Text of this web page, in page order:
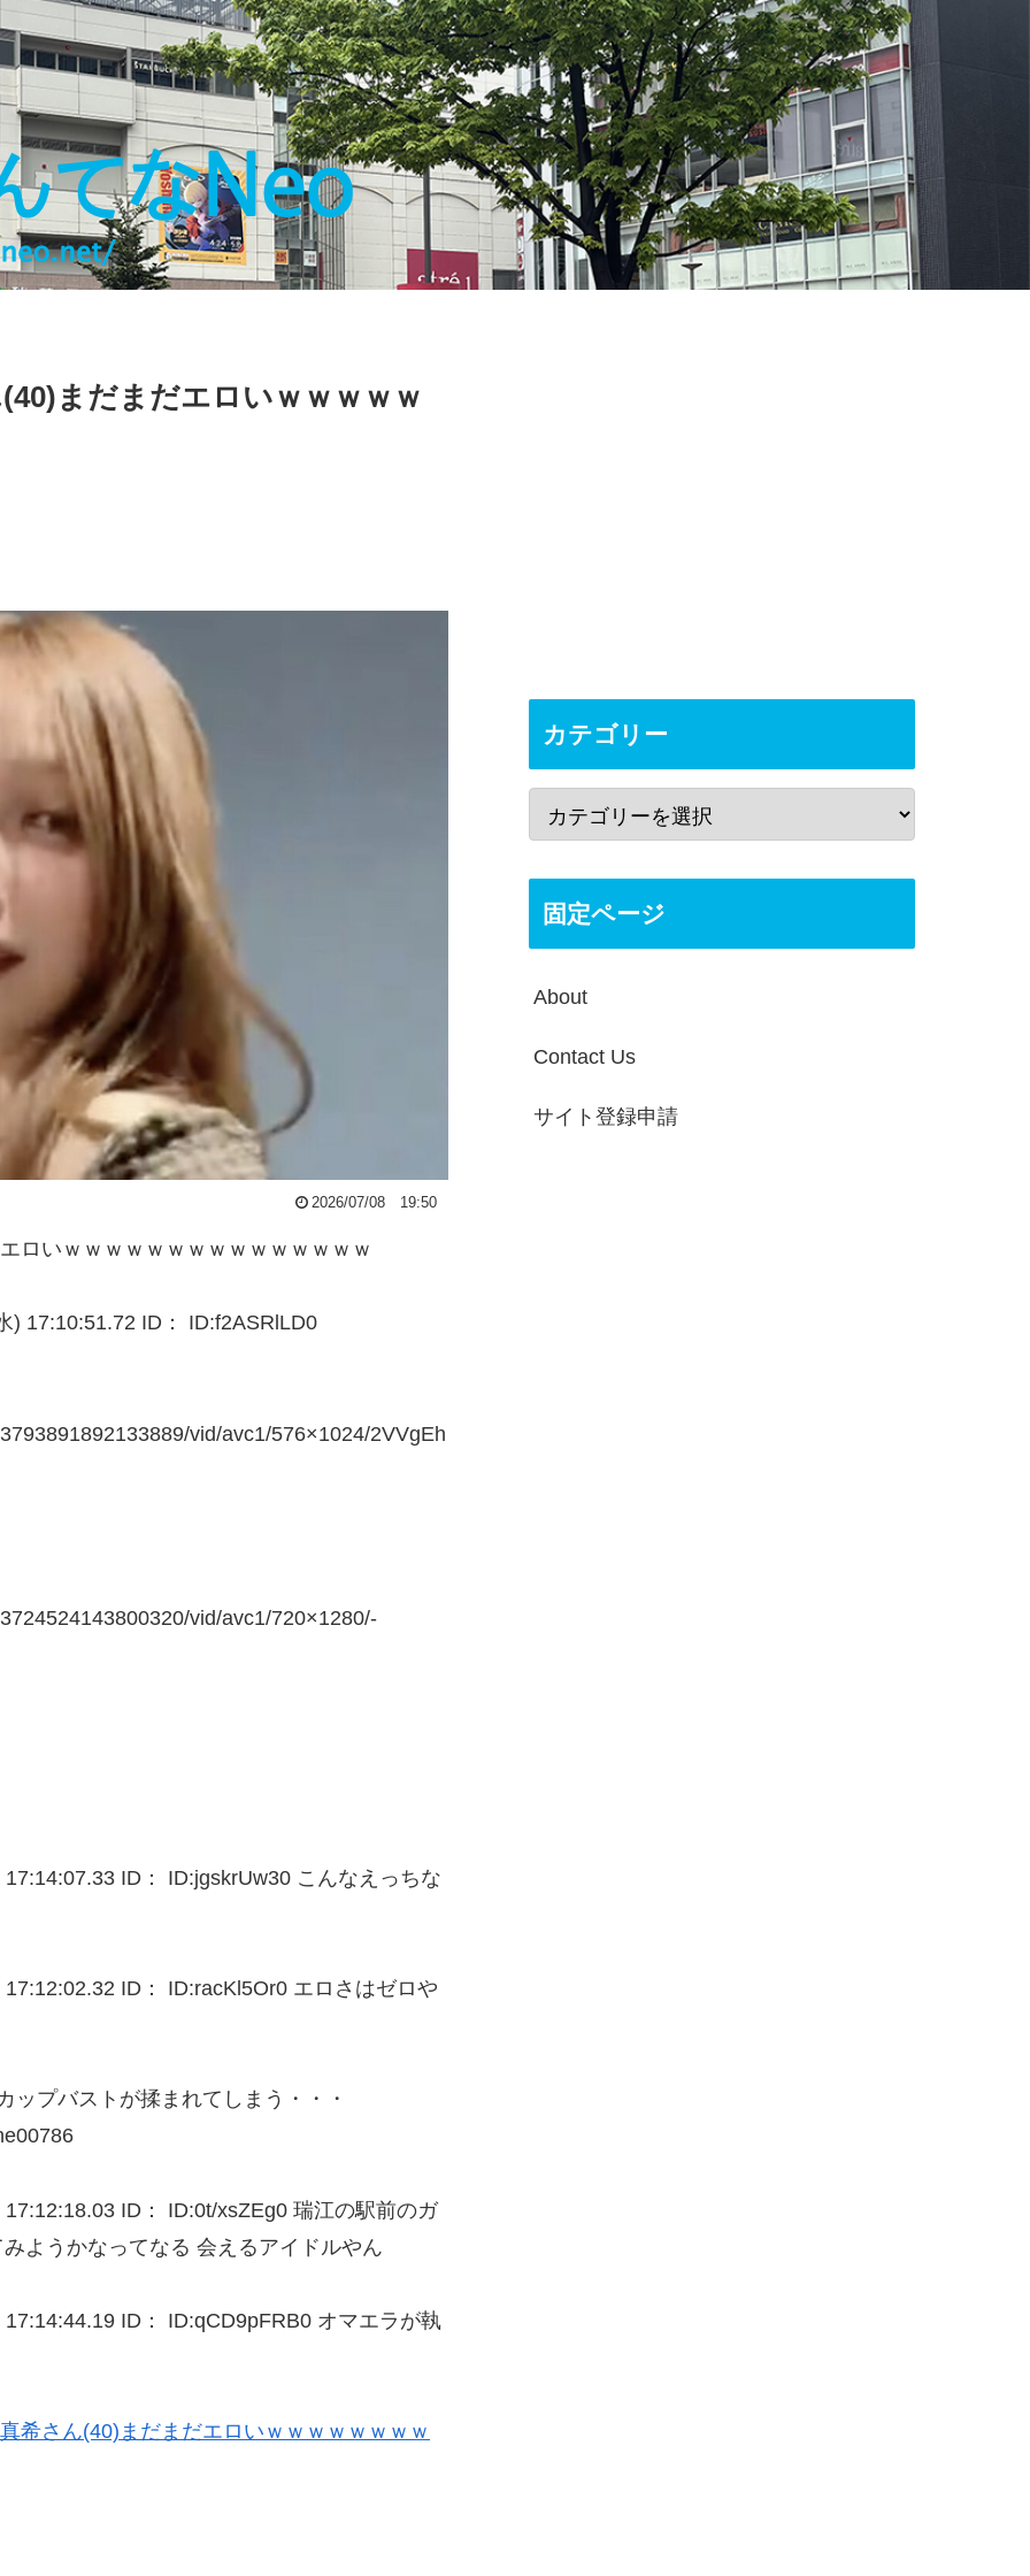
まだまだエロいｗｗｗｗｗ
2026/07/08 19:50
ロいｗｗｗｗｗｗｗｗｗｗｗｗｗｗｗ
17:10:51.72 ID： ID:f2ASRlLD0
vid/avc1/576×1024/2VVgEh
vid/avc1/720×1280/-
ID： ID:jgskrUw30 こんなえっちな
ID： ID:racKl5Or0 エロさはゼロや
ップバストが揉まれてしまう・・・
ID： ID:0t/xsZEg0 瑞江の駅前のガ
ようかなってなる 会えるアイドルやん
ID： ID:qCD9pFRB0 オマエラが執
希さん(40)まだまだエロいｗｗｗｗｗｗｗｗ
カテゴリー
固定ページ
About
Contact Us
サイト登録申請